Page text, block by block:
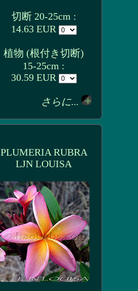
切断 20-25cm :
14.63 EUR
植物 (根付き切断)
15-25cm :
30.59 EUR
さらに...
PLUMERIA RUBRA
LJN LOUISA